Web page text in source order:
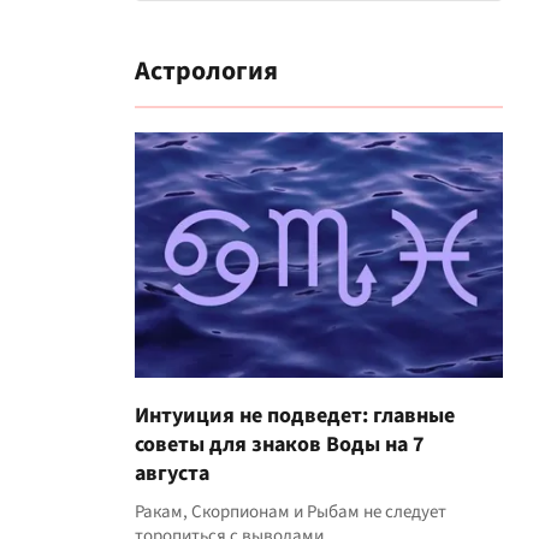
Астрология
Интуиция не подведет: главные
советы для знаков Воды на 7
августа
Ракам, Скорпионам и Рыбам не следует